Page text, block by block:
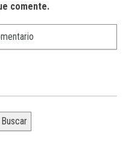
comente.
Buscar